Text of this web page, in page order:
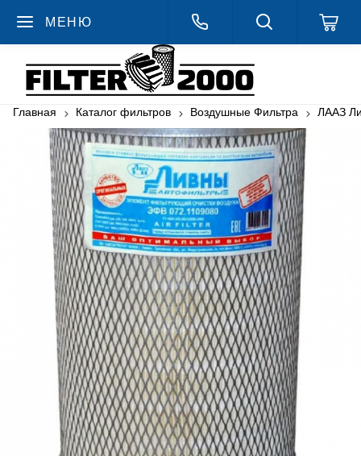
МЕНЮ
Главная Каталог фильтров Воздушные Фильтра ЛААЗ